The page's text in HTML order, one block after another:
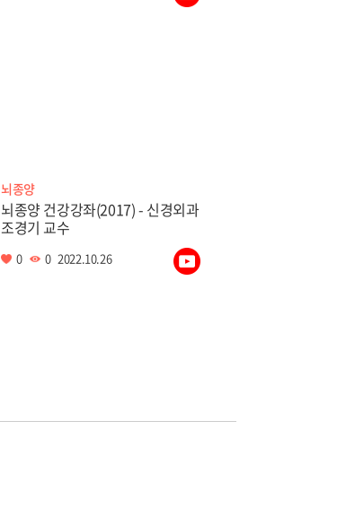
뇌종양
뇌종양 건강강좌(2017) - 신경외과
조경기 교수
0 0 2022.10.26